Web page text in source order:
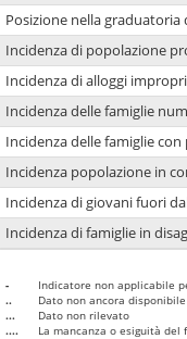
Posizione nella
Incidenza di popolazione
Incidenza di alloggi impropri
Incidenza delle famiglie
Incidenza delle famiglie
Incidenza popolazione in
Incidenza di giovani fuori
Incidenza di famiglie in
-
Indicatore non applicabile
..
Dato non ancora disponibile
...
Dato non rilevato
....
La mancanza o esiguità